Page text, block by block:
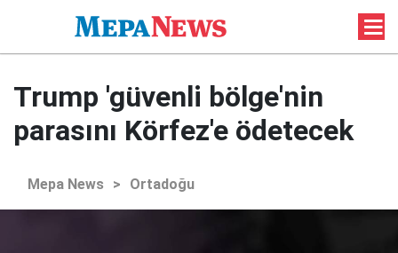
Trump 'güvenli bölge'nin
parasını Körfez'e ödetecek
Mepa News > Ortadoğu